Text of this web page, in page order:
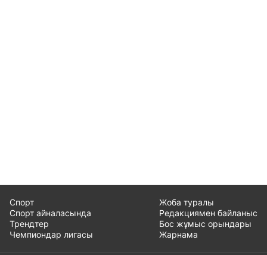
Спорт
Спорт айналасында
Трендтер
Чемпиондар лигасы
Жоба туралы
Редакциямен байланыс
Бос жұмыс орындары
Жарнама